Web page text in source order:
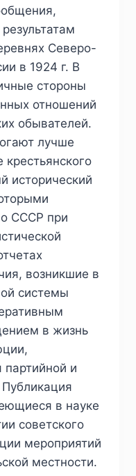
Северо-
в 1924 г. В
стороны
отношений
обывателей.
лучше
исторический
СССР при
возникшие в
системы
в жизнь
партийной и
в науке
советского
мероприятий
местности.